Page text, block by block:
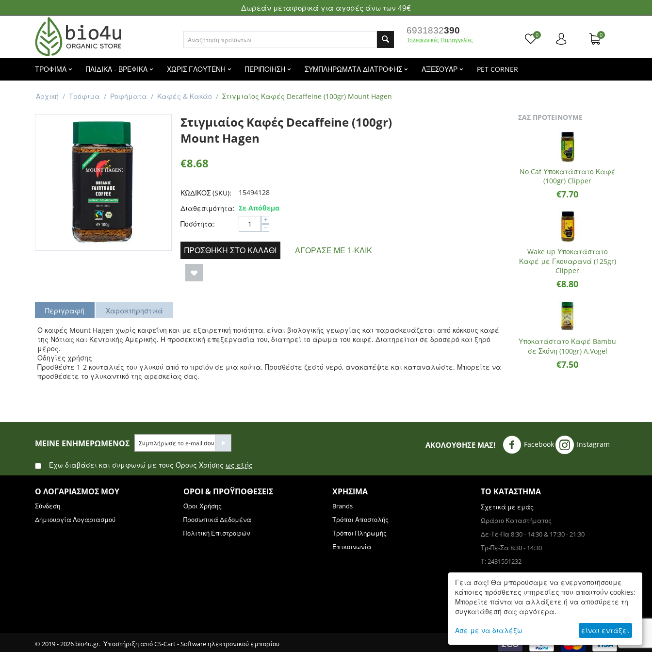
Δωρεάν μεταφορικά για αγορές άνω των 49€
6931832390
Τηλεφωνικές Παραγγελίες
0 0
ΤΡΟΦΙΜΑ ΠΑΙΔΙΚΑ - ΒΡΕΦΙΚΑ ΧΩΡΙΣ ΓΛΟΥΤΕΝΗ ΠΕΡΙΠΟΙΗΣΗ ΣΥΜΠΛΗΡΩΜΑΤΑ ΔΙΑΤΡΟΦΗΣ ΑΞΕΣΟΥΑΡ PET CORNER
Αρχική / Τρόφιμα / Ροφήματα / Καφές & Κακάο / Στιγμιαίος Καφές Decaffeine (100gr) Mount Hagen
Στιγμιαίος Καφές Decaffeine (100gr)
Mount Hagen
€8.68
ΚΩΔΙΚΟΣ (SKU):
15494128
Διαθεσιμότητα: Σε Απόθεμα
Ποσότητα:
+
−
ΠΡΟΣΘΉΚΗ ΣΤΟ ΚΑΛΆΘΙ ΑΓΌΡΑΣΕ ΜΕ 1-ΚΛΙΚ
Περιγραφή Χαρακτηρηστικά
Ο καφές Mount Hagen χωρίς καφεΐνη και με εξαιρετική ποιότητα, είναι βιολογικής γεωργίας και παρασκευάζεται από κόκκους καφέ
της Νότιας και Κεντρικής Αμερικής. Η προσεκτική επεξεργασία του, διατηρεί το άρωμα του καφέ. Διατηρείται σε δροσερό και ξηρό
μέρος.
Οδηγίες χρήσης
Προσθέστε 1-2 κουταλιές του γλυκού από το προϊόν σε μια κούπα. Προσθέστε ζεστό νερό, ανακατέψτε και καταναλώστε. Μπορείτε να
προσθέσετε το γλυκαντικό της αρεσκείας σας.
ΣΑΣ ΠΡΟΤΕΙΝΟΥΜΕ
No Caf Υποκατάστατο Καφέ
(100gr) Clipper
€7.70
Wake up Υποκατάστατο
Καφέ με Γκουαρανά (125gr)
Clipper
€8.80
Υποκατάστατο Καφέ Bambu
σε Σκόνη (100gr) A.Vogel
€7.50
ΜΕΊΝΕ ΕΝΗΜΕΡΩΜΈΝΟΣ
Έχω διαβάσει και συμφωνώ με τους Όρους Χρήσης ως εξής
ΑΚΟΛΟΥΘΗΣΈ ΜΑΣ! Facebook Instagram
Ο ΛΟΓΑΡΙΑΣΜΌΣ ΜΟΥ
Σύνδεση
Δημιουργία Λογαριασμού
ΌΡΟΙ & ΠΡΟΫΠΟΘΈΣΕΙΣ
Όροι Χρήσης
Προσωπικά Δεδομένα
Πολιτική Επιστροφών
ΧΡΉΣΙΜΑ
Brands
Τρόποι Αποστολής
Τρόποι Πληρωμής
Επικοινωνία
ΤΟ ΚΑΤΆΣΤΗΜΑ
Σχετικά με εμάς
Ωράριο Καταστήματος
Δε-Τε-Πα 8:30 - 14:30 & 17:30 - 21:30
Τρ-Πε-Σα 8:30 - 14:30
Τ: 2431551232
Τ: 6931832390
Δε-Πα 9:00 - 17:00
© 2019 - 2026 bio4u.gr. Υποστήριξη απόCS-Cart - Software ηλεκτρονικού εμπορίου
Γεια σας! Θα μπορούσαμε να ενεργοποιήσουμε
κάποιες πρόσθετες υπηρεσίες που απαιτούν cookies;
Μπορείτε πάντα να αλλάξετε ή να αποσύρετε τη
συγκατάθεσή σας αργότερα.
Άσε με να διαλέξω είναι εντάξει